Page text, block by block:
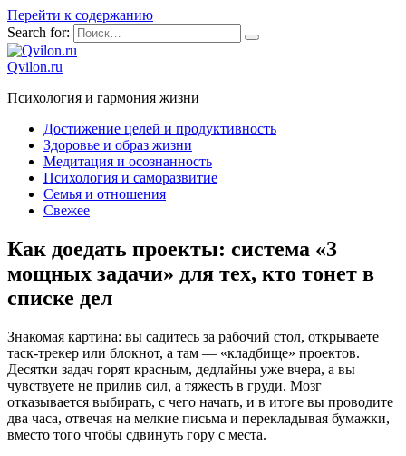
Перейти к содержанию
Search for:
Qvilon.ru
Психология и гармония жизни
Достижение целей и продуктивность
Здоровье и образ жизни
Медитация и осознанность
Психология и саморазвитие
Семья и отношения
Свежее
Как доедать проекты: система «3
мощных задачи» для тех, кто тонет в
списке дел
Знакомая картина: вы садитесь за рабочий стол, открываете
таск-трекер или блокнот, а там — «кладбище» проектов.
Десятки задач горят красным, дедлайны уже вчера, а вы
чувствуете не прилив сил, а тяжесть в груди. Мозг
отказывается выбирать, с чего начать, и в итоге вы проводите
два часа, отвечая на мелкие письма и перекладывая бумажки,
вместо того чтобы сдвинуть гору с места.